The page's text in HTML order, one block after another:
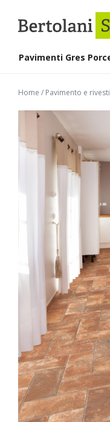
Pavimenti Gres
Home / Pavimento e